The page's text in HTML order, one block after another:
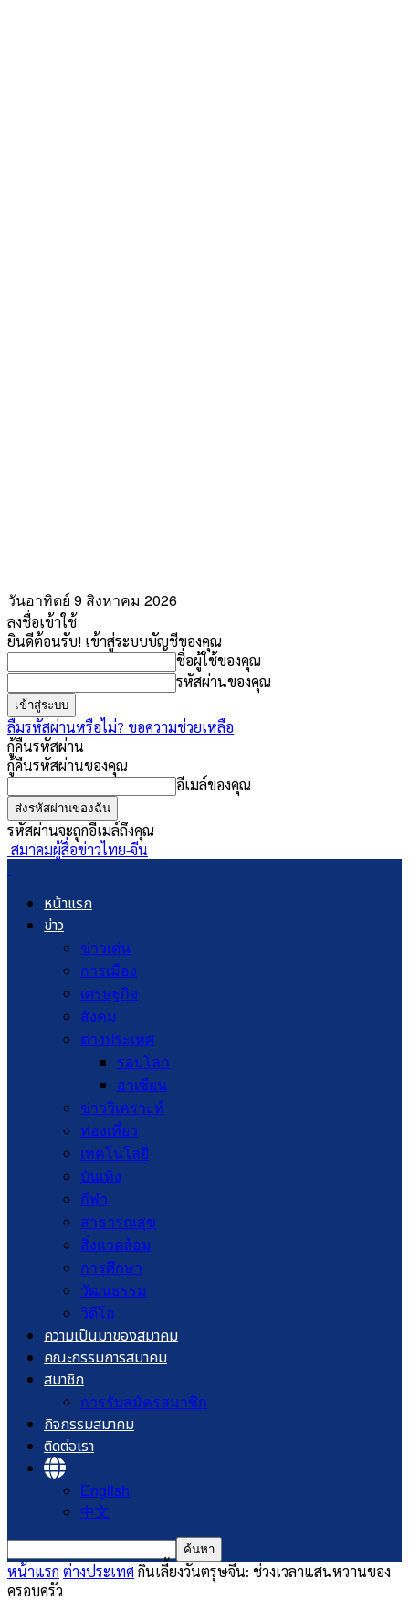
วันอาทิตย์ 9 สิงหาคม 2026
ลงชื่อเข้าใช้
ยินดีต้อนรับ! เข้าสู่ระบบบัญชีของคุณ
ชื่อผู้ใช้ของคุณ
รหัสผ่านของคุณ
ลืมรหัสผ่านหรือไม่? ขอความช่วยเหลือ
กู้คืนรหัสผ่าน
กู้คืนรหัสผ่านของคุณ
อีเมล์ของคุณ
รหัสผ่านจะถูกอีเมล์ถึงคุณ
สมาคมผู้สื่อข่าวไทย-จีน
หน้าแรก
ข่าว
ข่าวเด่น
การเมือง
เศรษฐกิจ
สังคม
ต่างประเทศ
รอบโลก
อาเซียน
ข่าววิเคราะห์
ท่องเที่ยว
เทคโนโลยี
บันเทิง
กีฬา
สาธารณสุข
สิ่งแวดล้อม
การศึกษา
วัฒนธรรม
วิดีโอ
ความเป็นมาของสมาคม
คณะกรรมการสมาคม
สมาชิก
การรับสมัครสมาชิก
กิจกรรมสมาคม
ติดต่อเรา
English
中文
หน้าแรก ต่างประเทศกินเลี้ยงวันตรุษจีน: ช่วงเวลาแสนหวานของ
ครอบครัว